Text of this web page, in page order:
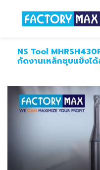
NS Tool
กัดงานเหล็กชุบแข็งไ